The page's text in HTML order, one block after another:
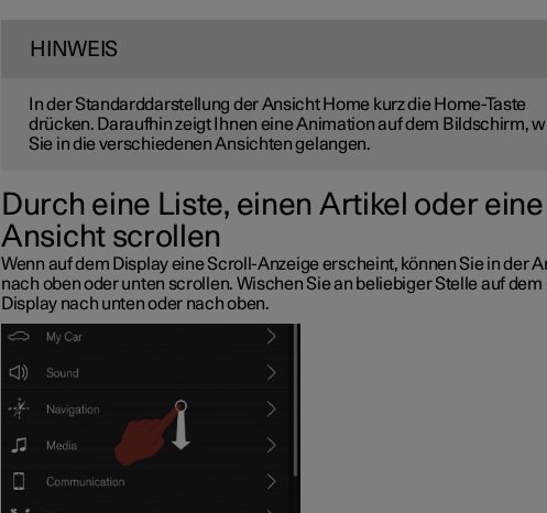
HINWEIS
In der Standarddarstellung der Ansicht Home kurz die Home-Taste
drücken. Daraufhin zeigt Ihnen eine Animation auf dem Bildschirm,
Sie in die verschiedenen Ansichten gelangen.
Durch eine Liste, einen Artikel oder eine
Ansicht scrollen
Wenn auf dem Display eine Scroll-Anzeige erscheint, können Sie in der
nach oben oder unten scrollen. Wischen Sie an beliebiger Stelle auf dem
Display nach unten oder nach oben.